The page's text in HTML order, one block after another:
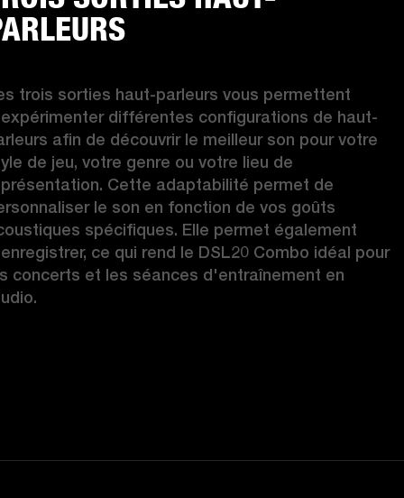
trois sorties haut-parleurs vous permettent
différentes configurations de haut-
afin de découvrir le meilleur son pour votre
de jeu, votre genre ou votre lieu de
Cette adaptabilité permet de
le son en fonction de vos goûts
spécifiques. Elle permet également
ce qui rend le DSL20 Combo idéal pour
concerts et les séances d'entraînement en